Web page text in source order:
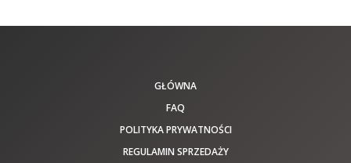
GŁÓWNA
FAQ
POLITYKA PRYWATNOŚCI
REGULAMIN SPRZEDAŻY